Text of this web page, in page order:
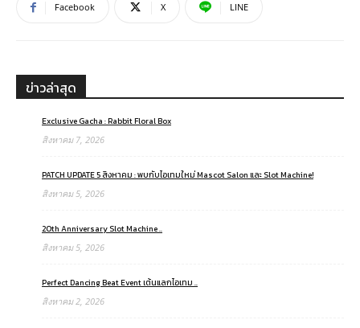
Facebook X LINE
ข่าวล่าสุด
Exclusive Gacha : Rabbit Floral Box
สิงหาคม 7, 2026
PATCH UPDATE 5 สิงหาคม : พบกับไอเทมใหม่ Mascot Salon และ Slot Machine!
สิงหาคม 5, 2026
20th Anniversary Slot Machine ..
สิงหาคม 5, 2026
Perfect Dancing Beat Event เต้นแลกไอเทม ..
สิงหาคม 2, 2026